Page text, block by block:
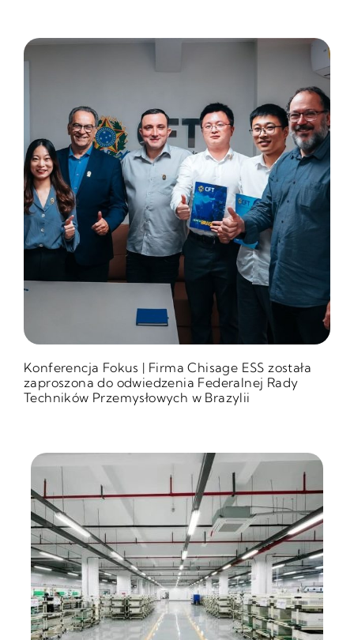
Konferencja Fokus | Firma Chisage ESS została
zaproszona do odwiedzenia Federalnej Rady
Techników Przemysłowych w Brazylii